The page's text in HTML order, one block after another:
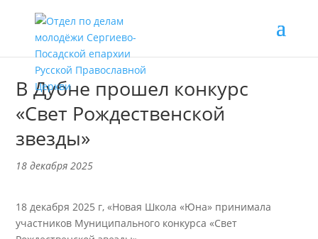
В Дубне прошел конкурс
«Свет Рождественской
звезды»
18 декабря 2025
18 декабря 2025 г, «Новая Школа «Юна» принимала
участников Муниципального конкурса «Свет